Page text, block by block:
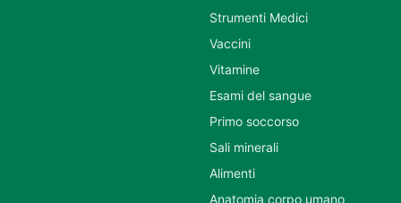
Strumenti Medici
Vaccini
Vitamine
Esami del sangue
Primo soccorso
Sali minerali
Alimenti
Anatomia corpo umano